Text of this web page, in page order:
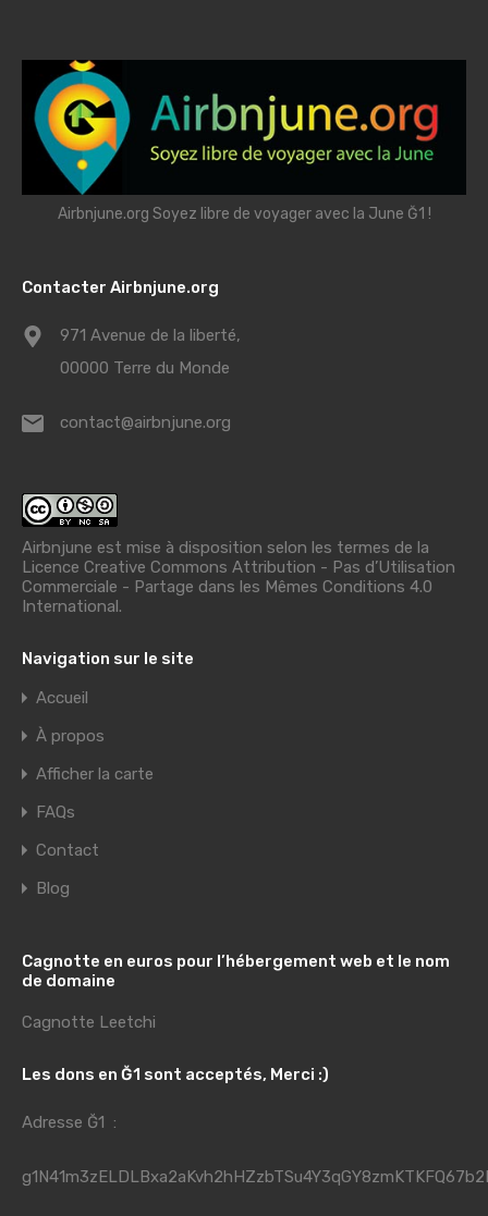
Airbnjune.org Soyez libre de voyager avec la June Ğ1 !
Contacter Airbnjune.org
971 Avenue de la liberté,
00000 Terre du Monde
contact@airbnjune.org
Airbnjune est mise à disposition selon les termes de la
Licence Creative Commons Attribution - Pas d’Utilisation
Commerciale - Partage dans les Mêmes Conditions 4.0
International.
Navigation sur le site
Accueil
À propos
Afficher la carte
FAQs
Contact
Blog
Cagnotte en euros pour l’hébergement web et le nom
de domaine
Cagnotte Leetchi
Les dons en Ğ1 sont acceptés, Merci :)
Adresse Ğ1 :